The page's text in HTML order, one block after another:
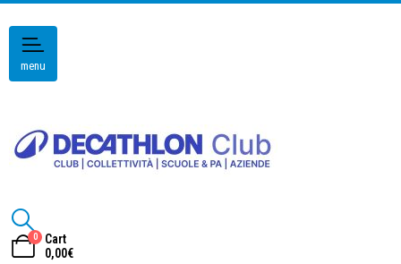
menu
0
Cart
0,00€